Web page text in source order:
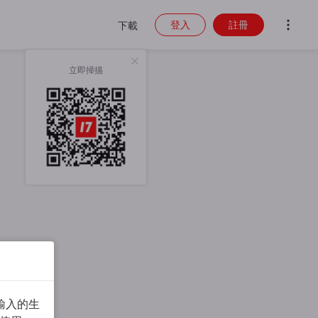
下載
立即掃描
登入 註冊
入的生